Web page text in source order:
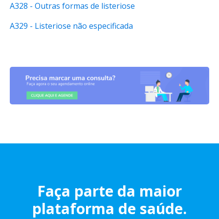
A328 - Outras formas de listeriose
A329 - Listeriose não especificada
Faça parte da maior
plataforma de saúde.